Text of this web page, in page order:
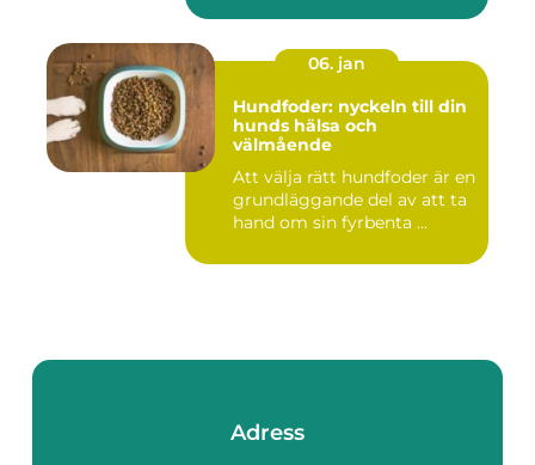
06. jan
Hundfoder: nyckeln till din
hunds hälsa och
välmående
Att välja rätt hundfoder är en
grundläggande del av att ta
hand om sin fyrbenta ...
Adress